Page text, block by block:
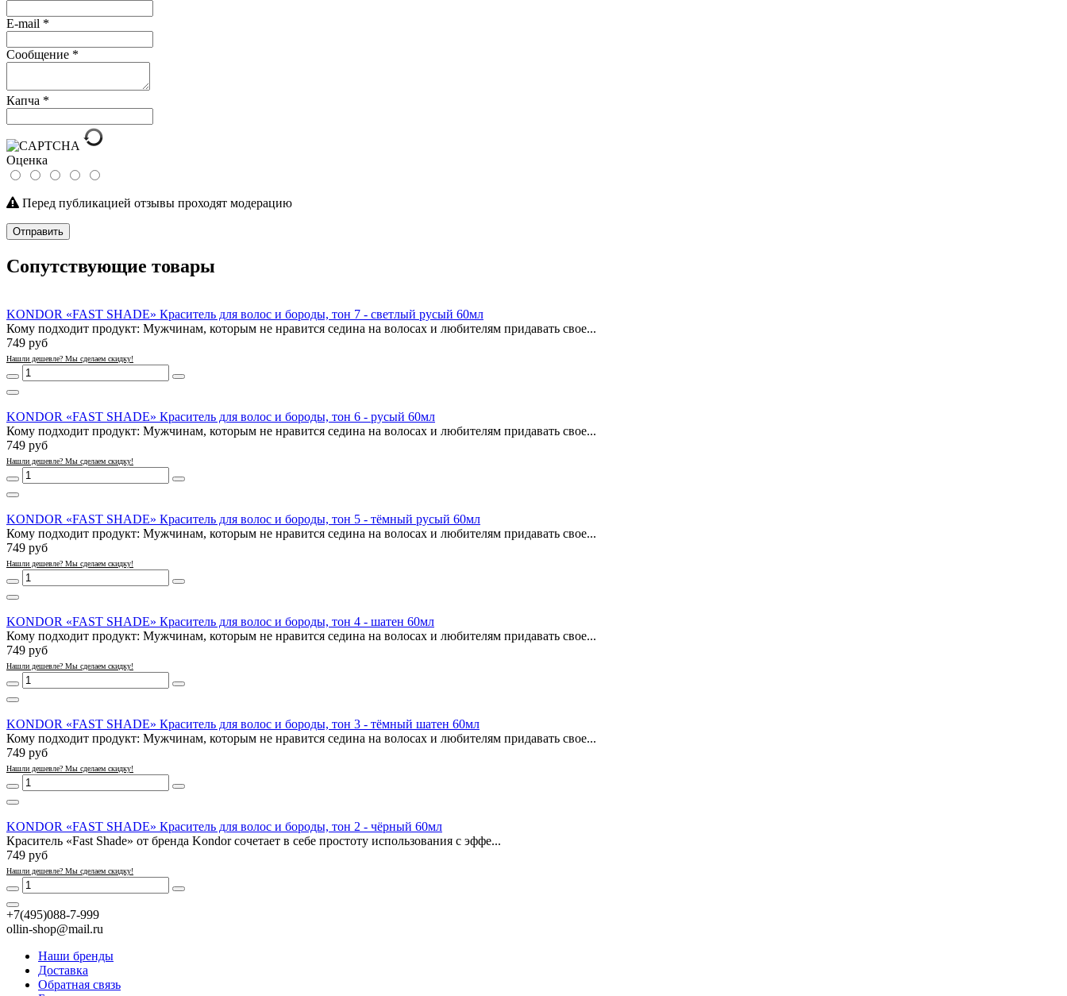
E-mail *
Сообщение *
Капча *
Оценка
Перед публикацией отзывы проходят модерацию
Отправить
Сопутствующие товары
KONDOR «FAST SHADE» Краситель для волос и бороды, тон 7 - светлый русый 60мл
Кому подходит продукт: Мужчинам, которым не нравится седина на волосах и любителям придавать свое...
749 руб
Нашли дешевле? Мы сделаем скидку!
KONDOR «FAST SHADE» Краситель для волос и бороды, тон 6 - русый 60мл
Кому подходит продукт: Мужчинам, которым не нравится седина на волосах и любителям придавать свое...
749 руб
Нашли дешевле? Мы сделаем скидку!
KONDOR «FAST SHADE» Краситель для волос и бороды, тон 5 - тёмный русый 60мл
Кому подходит продукт: Мужчинам, которым не нравится седина на волосах и любителям придавать свое...
749 руб
Нашли дешевле? Мы сделаем скидку!
KONDOR «FAST SHADE» Краситель для волос и бороды, тон 4 - шатен 60мл
Кому подходит продукт: Мужчинам, которым не нравится седина на волосах и любителям придавать свое...
749 руб
Нашли дешевле? Мы сделаем скидку!
KONDOR «FAST SHADE» Краситель для волос и бороды, тон 3 - тёмный шатен 60мл
Кому подходит продукт: Мужчинам, которым не нравится седина на волосах и любителям придавать свое...
749 руб
Нашли дешевле? Мы сделаем скидку!
KONDOR «FAST SHADE» Краситель для волос и бороды, тон 2 - чёрный 60мл
Краситель «Fast Shade» от бренда Kondor сочетает в себе простоту использования с эффе...
749 руб
Нашли дешевле? Мы сделаем скидку!
+7(495)088-7-999
ollin-shop@mail.ru
Наши бренды
Доставка
Обратная связь